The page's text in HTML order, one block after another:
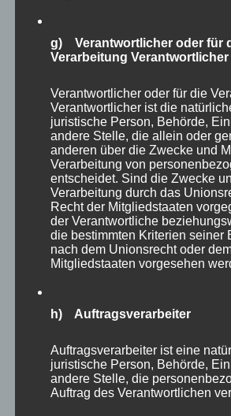
Winterbegegnung
einen ganz eigenen Charakter.
Vor ein paar Tagen traf ich
halbwüchsige Bockkitz auf dem
Waldweg. In einiger
uns gegenüber und er schaute
als wollte er sagen: “Hallo, da
wieder.” Er machte keine
davonzulaufen.
Ich kann nicht sicher sagen, um
wir und schön häufiger
g) Verantwortlicher oder für
Verarbeitung Verantwortlicher
Verantwortlicher oder für die
Verantwortlicher ist die
juristische Person, Behörde,
andere Stelle, die allein oder
anderen über die Zwecke und
Verarbeitung von
entscheidet. Sind die Zwecke
Verarbeitung durch das
Recht der Mitgliedstaaten
der Verantwortliche
die bestimmten Kriterien seiner
nach dem Unionsrecht oder
Mitgliedstaaten vorgesehen
h) Auftragsverarbeiter
Auftragsverarbeiter ist eine
juristische Person, Behörde,
andere Stelle, die
Auftrag des Verantwortlichen